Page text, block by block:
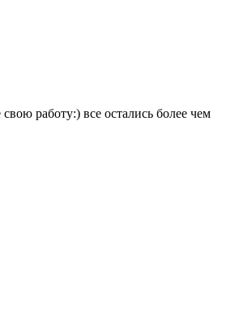
работу:) все остались более чем